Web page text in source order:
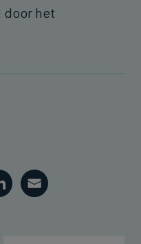
door het